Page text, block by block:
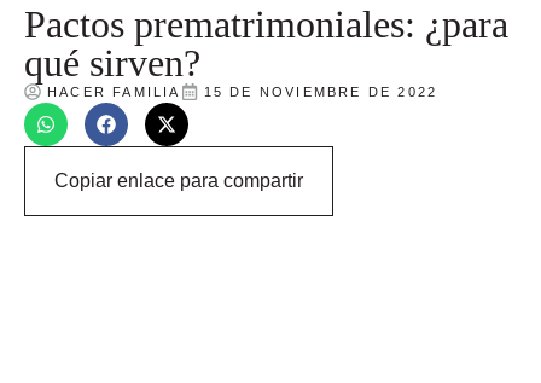
Pactos prematrimoniales: ¿para
qué sirven?
HACER FAMILIA 15 DE NOVIEMBRE DE 2022
Copiar enlace para compartir